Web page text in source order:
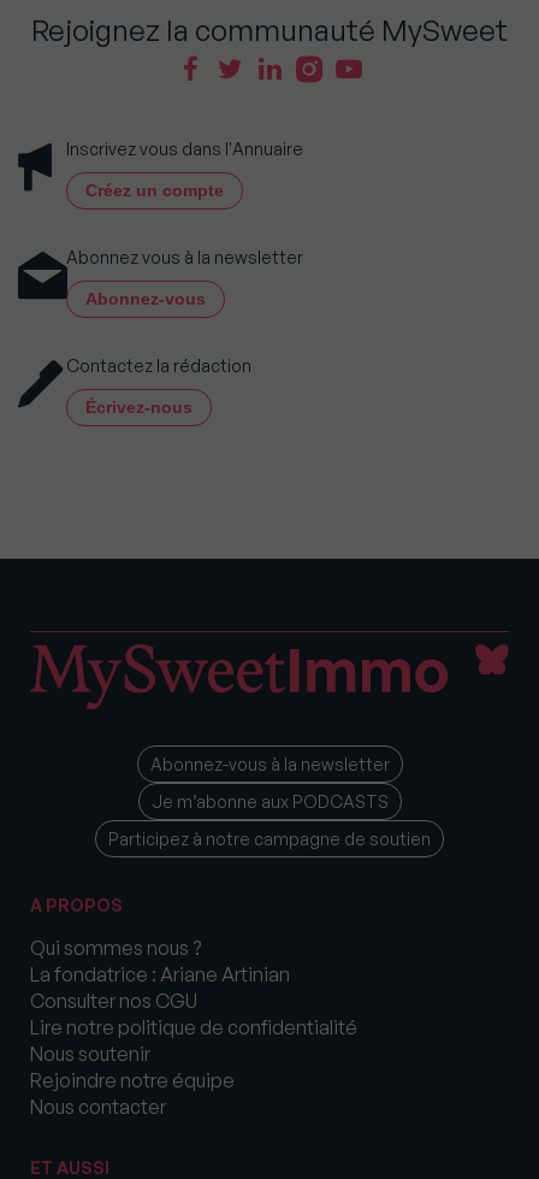
Rejoignez la communauté MySweet
Inscrivez vous dans l'Annuaire
Créez un compte
Abonnez vous à la newsletter
Abonnez-vous
Contactez la rédaction
Écrivez-nous
Abonnez-vous à la newsletter
Je m’abonne aux PODCASTS
Participez à notre campagne de soutien
A PROPOS
Qui sommes nous ?
La fondatrice : Ariane Artinian
Consulter nos CGU
Lire notre politique de confidentialité
Nous soutenir
Rejoindre notre équipe
Nous contacter
ET AUSSI